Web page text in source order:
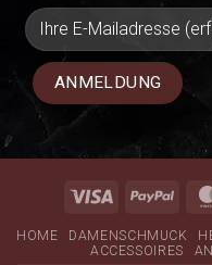
Visa PayPal
HOME DAMENSCHMUCK
ACCESSOIRES